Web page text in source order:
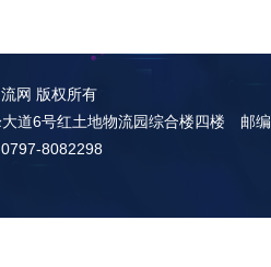
网 版权所有
道6号红土地物流园综合楼四楼 邮
8082298